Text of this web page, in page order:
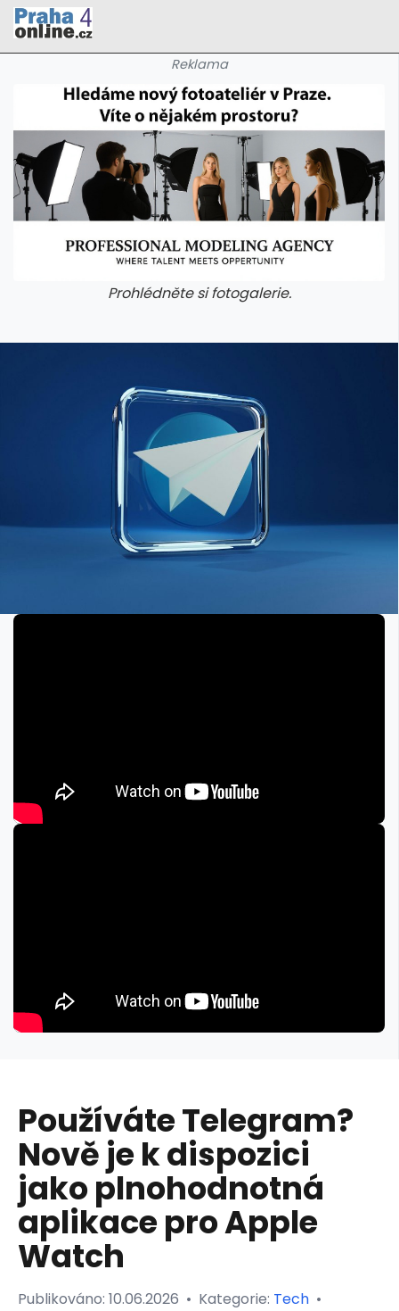
Reklama
Prohlédněte si fotogalerie.
Používáte Telegram?
Nově je k dispozici
jako plnohodnotná
aplikace pro Apple
Watch
Publikováno: 10.06.2026 • Kategorie: Tech •